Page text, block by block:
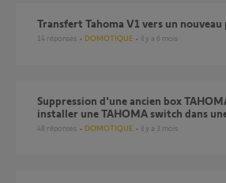
Transfert Tahoma V1 vers un
14 réponses DOMOTIQUE il y a 6 mois
Suppression d'une ancien box TAHOMA V2 pour pouvoir
installer une TAHOMA switch dans
48 réponses DOMOTIQUE il y a 3 mois